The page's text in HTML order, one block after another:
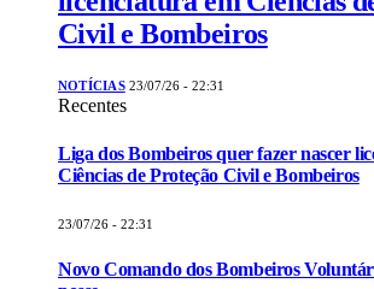
Civil e Bombeiros
NOTÍCIAS 23/07/26 - 22:31
Recentes
Liga dos Bombeiros quer fazer nascer
Ciências de Proteção Civil e Bombeiros
23/07/26 - 22:31
Novo Comando dos Bombeiros